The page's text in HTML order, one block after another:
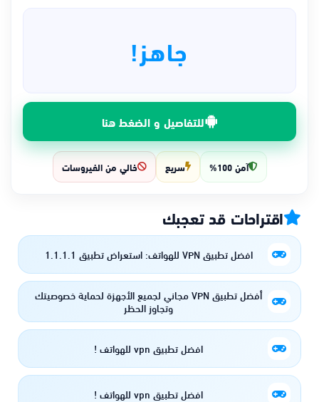
جاهز!
للتفاصيل و الضغط هنا
آمن 100% سريع خالي من الفيروسات
اقتراحات قد تعجبك
افضل تطبيق VPN للهواتف: استعراض تطبيق 1.1.1.1
أفضل تطبيق VPN مجاني لجميع الأجهزة لحماية خصوصيتك
وتجاوز الحظر
افضل تطبيق vpn للهواتف !
افضل تطبيق vpn للهواتف !